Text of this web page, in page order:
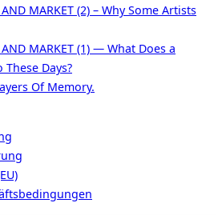
AND MARKET (2) – Why Some Artists
AND MARKET (1) — What Does a
Days?
Of Memory.